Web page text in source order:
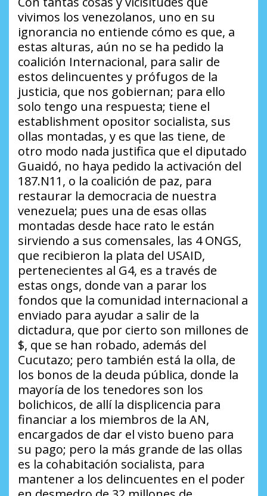
vivimos los venezolanos, uno en su
ignorancia no entiende cómo es que, a
estas alturas, aún no se ha pedido la
coalición Internacional, para salir de
estos delincuentes y prófugos de la
justicia, que nos gobiernan; para ello
solo tengo una respuesta; tiene el
establishment opositor socialista, sus
ollas montadas, y es que las tiene, de
otro modo nada justifica que el diputado
Guaidó, no haya pedido la activación del
187.N11, o la coalición de paz, para
restaurar la democracia de nuestra
venezuela; pues una de esas ollas
montadas desde hace rato le están
sirviendo a sus comensales, las 4 ONGS,
que recibieron la plata del USAID,
pertenecientes al G4, es a través de
estas ongs, donde van a parar los
fondos que la comunidad internacional a
enviado para ayudar a salir de la
dictadura, que por cierto son millones de
$, que se han robado, además del
Cucutazo; pero también está la olla, de
los bonos de la deuda pública, donde la
mayoría de los tenedores son los
bolichicos, de allí la displicencia para
financiar a los miembros de la AN,
encargados de dar el visto bueno para
su pago; pero la más grande de las ollas
es la cohabitación socialista, para
mantener a los delincuentes en el poder